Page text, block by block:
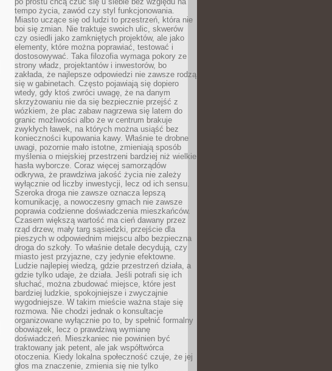
tempo życia, zawód czy styl funkcjonowania.
Miasto uczące się od ludzi to przestrzeń, która nie
boi się zmian. Nie traktuje swoich ulic, skwerów
czy osiedli jako zamkniętych projektów, ale jako
elementy, które można poprawiać, testować i
dostosowywać. Taka filozofia wymaga pokory ze
strony władz, projektantów i inwestorów, bo
zakłada, że najlepsze odpowiedzi nie zawsze rodzą
się w gabinetach. Często pojawiają się dopiero
wtedy, gdy ktoś zwróci uwagę, że na danym
skrzyżowaniu nie da się bezpiecznie przejść z
wózkiem, że plac zabaw nagrzewa się latem do
granic możliwości albo że w centrum brakuje
zwykłych ławek, na których można usiąść bez
konieczności kupowania kawy. Właśnie te drobne
uwagi, pozornie mało istotne, zmieniają sposób
myślenia o miejskiej przestrzeni bardziej niż wielkie
hasła wyborcze. Coraz więcej samorządów
odkrywa, że prawdziwa jakość życia nie zależy
wyłącznie od liczby inwestycji, lecz od ich sensu.
Szeroka droga nie zawsze oznacza lepszą
komunikację, a nowoczesny gmach nie zawsze
poprawia codzienne doświadczenia mieszkańców.
Czasem większą wartość ma cień dawany przez
rząd drzew, mały targ sąsiedzki, przejście dla
pieszych w odpowiednim miejscu albo bezpieczna
droga do szkoły. To właśnie detale decydują, czy
miasto jest przyjazne, czy jedynie efektowne.
Ludzie najlepiej wiedzą, gdzie przestrzeń działa, a
gdzie tylko udaje, że działa. Jeśli potrafi się ich
słuchać, można zbudować miejsce, które jest
bardziej ludzkie, spokojniejsze i zwyczajnie
wygodniejsze. W takim mieście ważna staje się
rozmowa. Nie chodzi jednak o konsultacje
organizowane wyłącznie po to, by spełnić formalny
obowiązek, lecz o prawdziwą wymianę
doświadczeń. Mieszkaniec nie powinien być
traktowany jak petent, ale jak współtwórca
otoczenia. Kiedy lokalna społeczność czuje, że jej
głos ma znaczenie, zmienia się nie tylko